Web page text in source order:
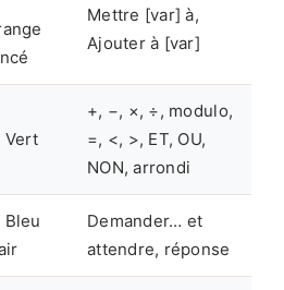
Mettre [var] à,
Ajouter à [var]
Vert
+, −, ×, ÷, modulo,
=, <, >, ET, OU,
NON, arrondi
Bleu
Demander… et
attendre, réponse